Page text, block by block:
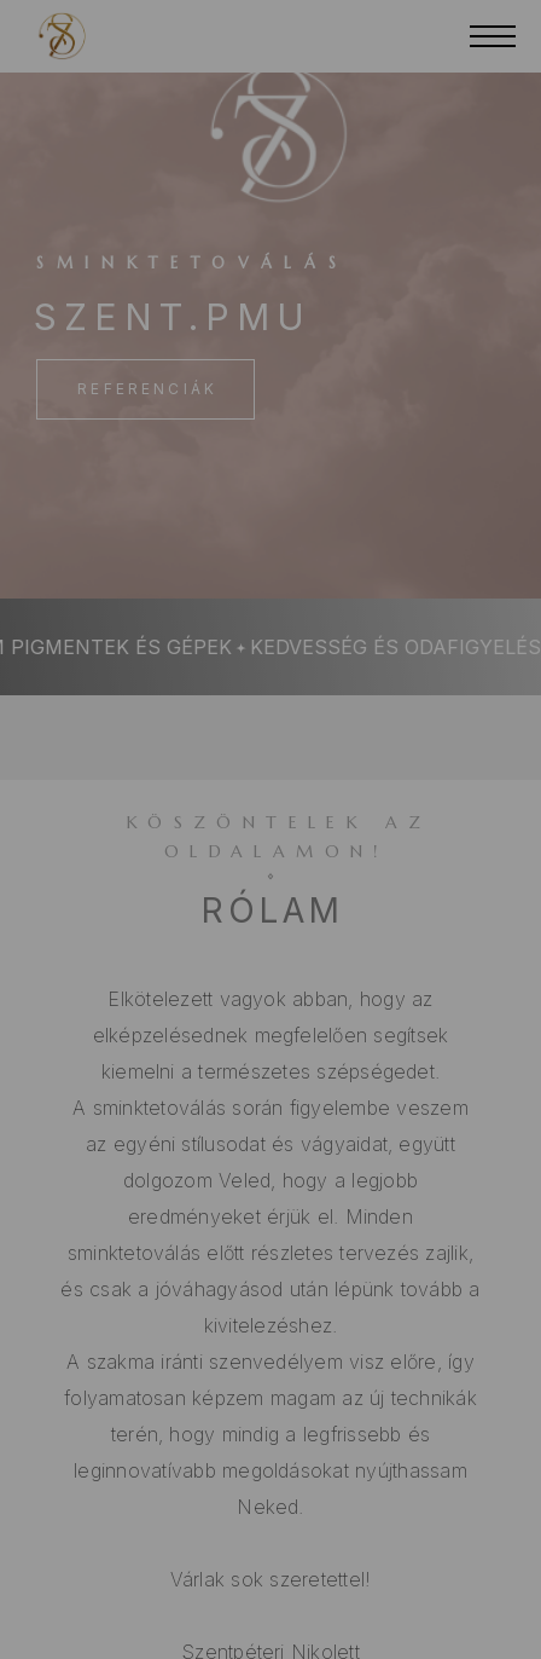
SMINKTETOVÁLÁS
SZENT.PMU
REFERENCIÁK
ÉS GÉPEK KEDVESSÉG ÉS ODAFIGYELÉS
KÖSZÖNTELEK AZ
OLDALAMON!
RÓLAM
Elkötelezett vagyok abban, hogy az
elképzelésednek megfelelően segítsek
kiemelni a természetes szépségedet.
A sminktetoválás során figyelembe veszem
az egyéni stílusodat és vágyaidat, együtt
dolgozom Veled, hogy a legjobb
eredményeket érjük el. Minden
sminktetoválás előtt részletes tervezés zajlik,
és csak a jóváhagyásod után lépünk tovább a
kivitelezéshez.
A szakma iránti szenvedélyem visz előre, így
folyamatosan képzem magam az új technikák
terén, hogy mindig a legfrissebb és
leginnovatívabb megoldásokat nyújthassam
Neked.
Várlak sok szeretettel!
Szentpéteri Nikolett